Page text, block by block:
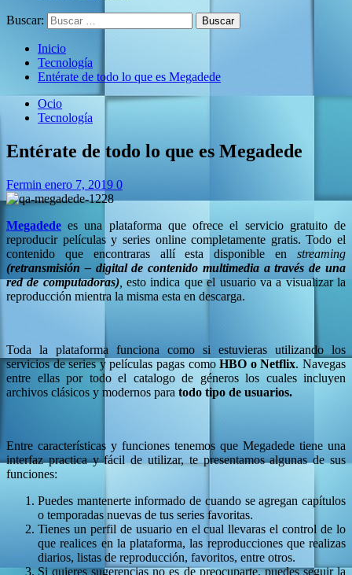
Buscar:
Inicio
Tecnología
Entérate de todo lo que es Megadede
Ocio
Tecnología
Entérate de todo lo que es Megadede
Fermin enero 7, 2019 0
Megadede es una plataforma que ofrece el servicio gratuito de
reproducir películas y series online completamente gratis. Todo el
contenido que encontraras allí esta disponible en streaming
(retransmisión – digital de contenido multimedia a través de una
red de computadoras),esto indica que el usuario va a visualizar la
reproducción mientra la misma esta en descarga.
Toda la plataforma funciona como si estuvieras utilizando los
servicios de series y películas pagas comoHBO o Netflix. Navegas
entre ellas por todo el catalogo de géneros los cuales incluyen
archivos clásicos y modernos para todo tipo de usuarios.
Entre características y funciones tenemos que Megadede tiene una
interfaz practica y fácil de utilizar, te presentamos algunas de sus
funciones:
Puedes mantenerte informado de cuando se agregan capítulos
o temporadas nuevas de tus series favoritas.
Tienes un perfil de usuario en el cual llevaras el control de lo
que realices en la plataforma, las reproducciones que realizas
diarios, listas de reproducción, favoritos, entre otros.
Si quieres sugerencias no es de preocuparte, puedes seguir la